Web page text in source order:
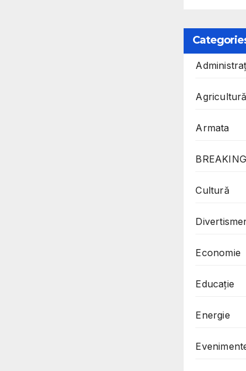
Agricultură
Armata
Cultură
Economie
Educație
Energie